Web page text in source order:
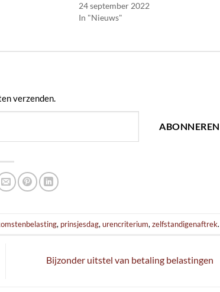
24 september 2022
In "Nieuws"
verzenden.
ABONNEREN
, prinsjesdag,urencriterium,zelfstandigenaftrek.
Bijzonder uitstel van betaling belastingen